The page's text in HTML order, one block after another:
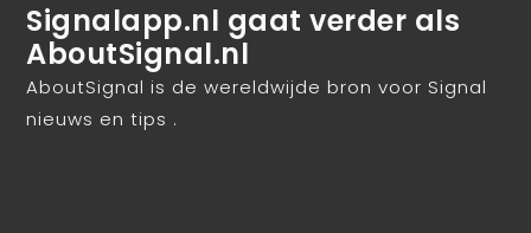
Signalapp.nl gaat verder als
AboutSignal.nl
AboutSignal is de wereldwijde bron voor Signal
nieuws en tips .